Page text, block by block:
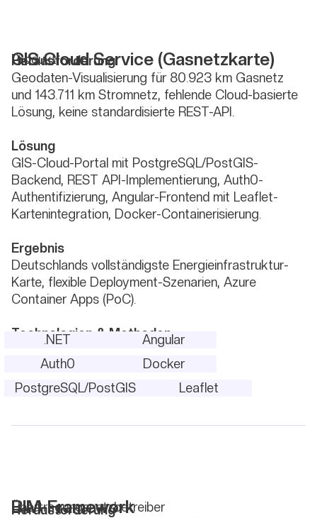
GIS Cloud Service (Gasnetzkarte)
Produkt
Herausforderung
Geodaten-Visualisierung für 80.923 km Gasnetz
und 143.711 km Stromnetz, fehlende Cloud-basierte
Lösung, keine standardisierte REST-API.
Lösung
GIS-Cloud-Portal mit PostgreSQL/PostGIS-
Backend, REST API-Implementierung, Auth0-
Authentifizierung, Angular-Frontend mit Leaflet-
Kartenintegration, Docker-Containerisierung.
Ergebnis
Deutschlands vollständigste Energieinfrastruktur-
Karte, flexible Deployment-Szenarien, Azure
Container Apps (PoC).
Technologien & Methoden
.NET
Angular
Auth0
Docker
PostgreSQL/PostGIS
Leaflet
BIM-Framework
Übertragungsnetzbetreiber
Herausforderung